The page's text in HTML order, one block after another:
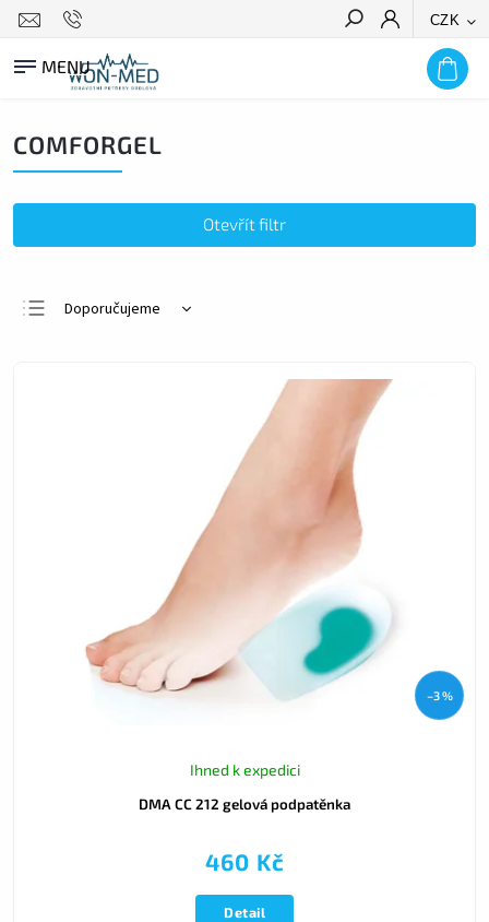
CZK
HLEDAT
COMFORGEL
Otevřít filtr
Doporučujeme
–3 %
DMA CC 212 gelová podpatěnka
Ihned k expedici
460 Kč
Detail